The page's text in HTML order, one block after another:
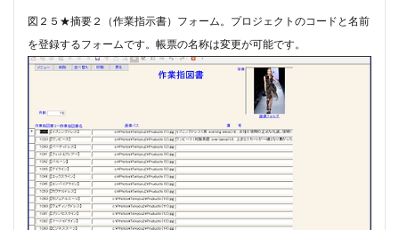
図２５★摘要２（作業指示書）フォーム。​プロジェクトのコードと名前
を登録するフォームです。帳票の名称は変更が可能です。​